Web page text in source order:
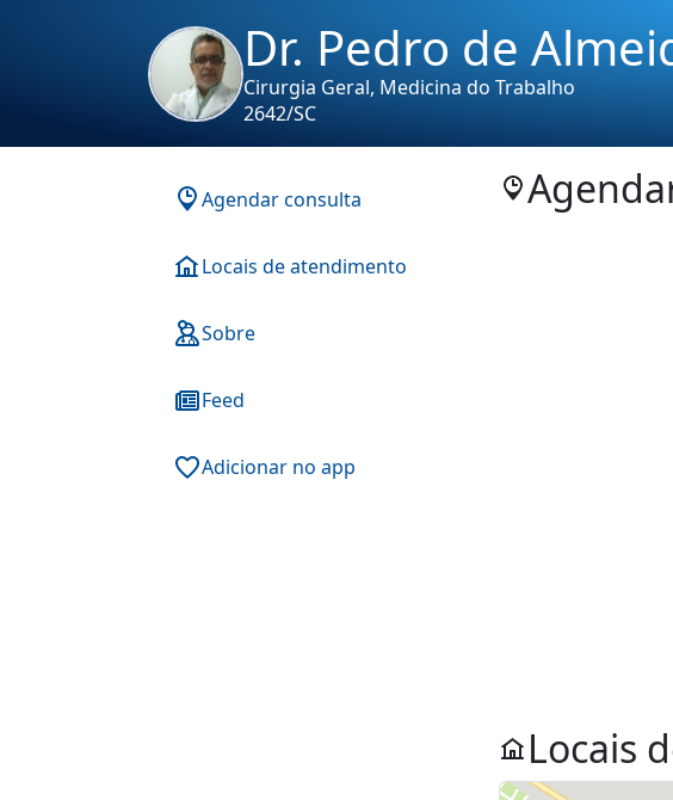
Dr. Pedro de
Cirurgia Geral, Medicina do Trabalho
2642/SC
Agendar consulta
Locais de atendimento
Sobre
Feed
Adicionar no app
Locais